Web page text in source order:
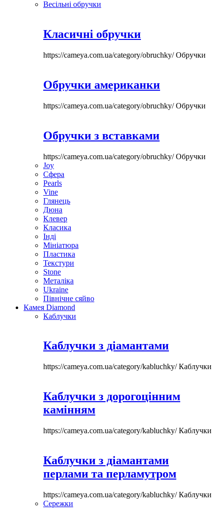
Весільні обручки
Класичні обручки
https://cameya.com.ua/category/obruchky/Обручки
Обручки американки
https://cameya.com.ua/category/obruchky/Обручки
Обручки з вставками
https://cameya.com.ua/category/obruchky/Обручки
Joy
Сфера
Pearls
Vine
Глянець
Дюна
Клевер
Класика
Інді
Мініатюра
Пластика
Текстури
Stone
Металіка
Ukraine
Північне сяйво
Камея Diamond
Каблучки
Каблучки з діамантами
https://cameya.com.ua/category/kabluchky/Каблучки
Каблучки з дорогоцінним
камінням
https://cameya.com.ua/category/kabluchky/Каблучки
Каблучки з діамантами
перлами та перламутром
https://cameya.com.ua/category/kabluchky/Каблучки
Сережки